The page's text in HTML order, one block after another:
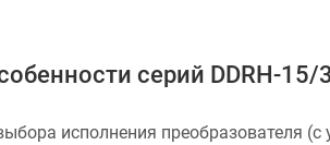
серий DDRH-15/
исполнения преобразователя